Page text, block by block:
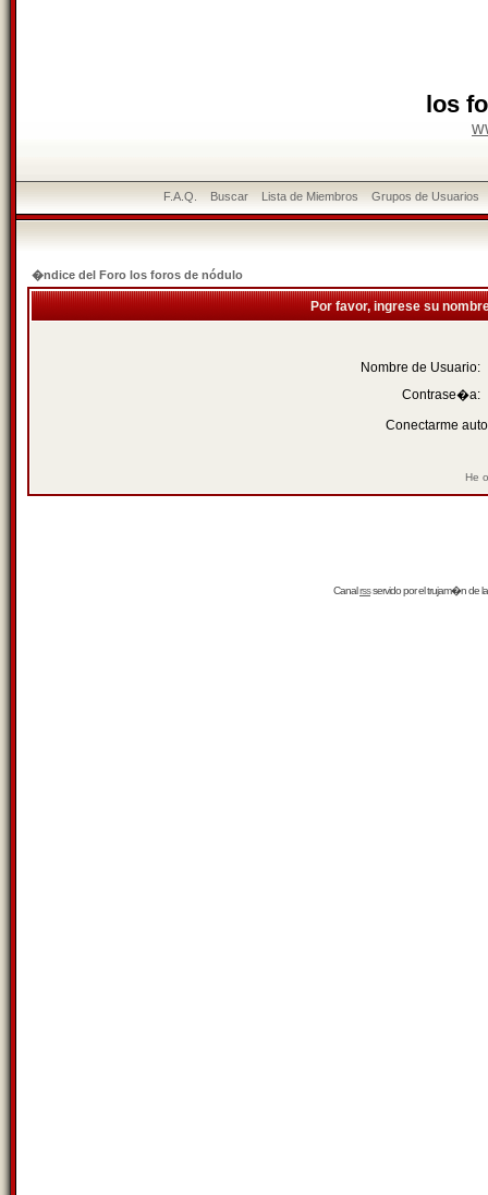
los
F.A.Q. Buscar Lista de Miembros Grupos de Usuarios
�ndice del Foro los foros de nódulo
Por favor, ingrese su
Nombre de Usuario:
Contrase�a:
Conectarme
He
Canalrssservido por eltrujam�nde